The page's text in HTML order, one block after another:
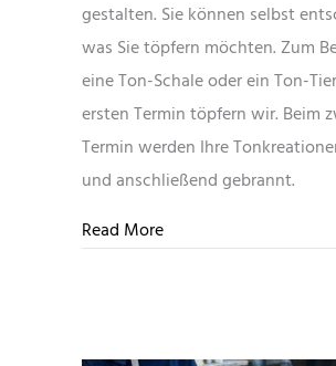
Ton
gestalten. Sie können selbst
was Sie töpfern möchten. Zum
eine Ton-Schale oder ein Ton-
ersten Termin töpfern wir. Beim
Termin werden Ihre
und anschließend gebrannt.
Read Moreabout Gestalten mit Ton